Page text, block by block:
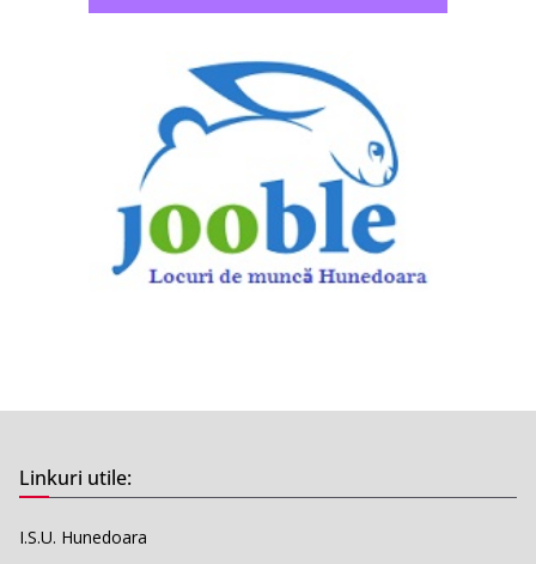
Linkuri utile:
I.S.U. Hunedoara